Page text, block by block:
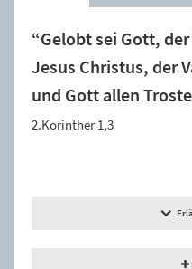
“Gelobt sei Gott,
Jesus Christus, der
und Gott allen
2.Korinther 1,3